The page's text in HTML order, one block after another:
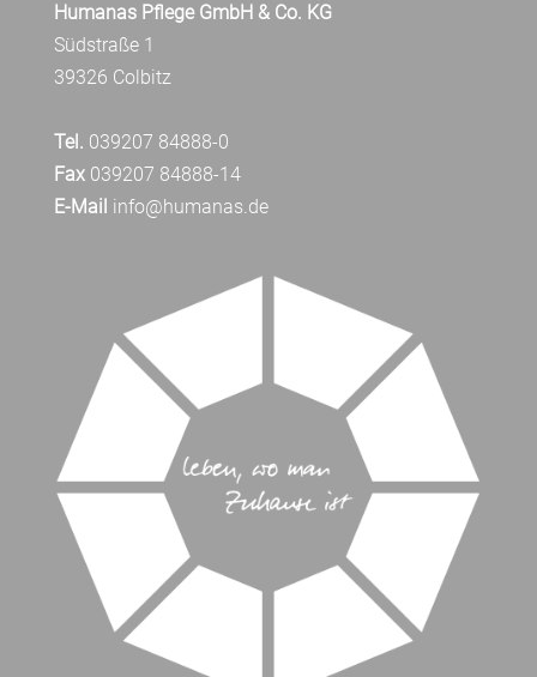
Humanas Pflege GmbH & Co. KG
Südstraße 1
39326 Colbitz
Tel. 039207 84888-0
Fax039207 84888-14
E-Mail info@humanas.de